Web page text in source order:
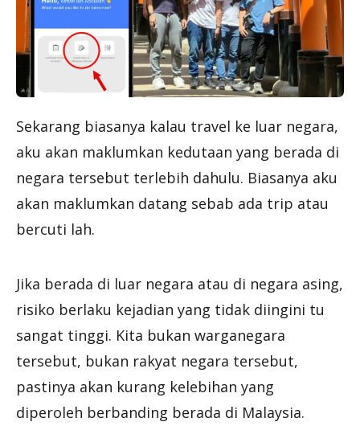
Sekarang biasanya kalau travel ke luar negara,
aku akan maklumkan kedutaan yang berada di
negara tersebut terlebih dahulu. Biasanya aku
akan maklumkan datang sebab ada trip atau
bercuti lah.
Jika berada di luar negara atau di negara asing,
risiko berlaku kejadian yang tidak diingini tu
sangat tinggi. Kita bukan warganegara
tersebut, bukan rakyat negara tersebut,
pastinya akan kurang kelebihan yang
diperoleh berbanding berada di Malaysia.